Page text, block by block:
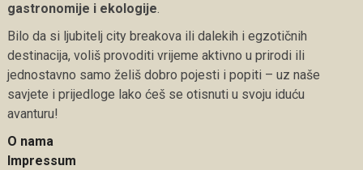
gastronomije i ekologije.
Bilo da si ljubitelj city breakova ili dalekih i egzotičnih
destinacija, voliš provoditi vrijeme aktivno u prirodi ili
jednostavno samo želiš dobro pojesti i popiti – uz naše
savjete i prijedloge lako ćeš se otisnuti u svoju iduću
avanturu!
O nama
Impressum